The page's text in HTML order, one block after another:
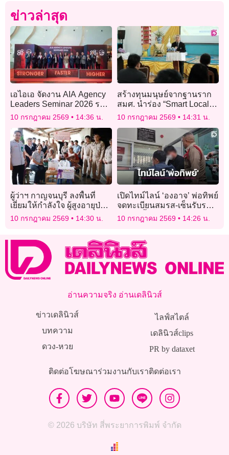
ข่าวล่าสุด
เอไอเอ จัดงาน AIA Agency
Leaders Seminar 2026 รวม
พลังผู้บริหารหน่วยกว่า 3,000
10 กรกฎาคม 2569 14:36 น.
สร้างทุนมนุษย์จากฐานราก
สมศ. นำร่อง “Smart Local
Literacy”ต่อยอดการประเมิน
เพื่อพัฒนา
10 กรกฎาคม 2569 14:31 น.
ผู้ว่าฯ กาญจนบุรี ลงพื้นที่
เยี่ยมให้กำลังใจ ผู้สูงอายุป่วย
โรคประจำตัว-ยากไร้
10 กรกฎาคม 2569 14:30 น.
เปิดไทม์ไลน์ ‘องอาจ’ พ่อทิพย์
จดทะเบียนสมรส-เซ็นรับรอง
ลูก 2 ครั้ง อ้างได้เงินชดเชย
ครั้งละ 2 พัน
10 กรกฎาคม 2569 14:26 น.
อ่านความจริง อ่านเดลินิวส์
ข่าวเดลินิวส์
บทความ
ดวง-หวย
ไลฟ์สไตล์
เดลินิวส์clips
PR by dataxet
ติดต่อโฆษณาร่วมงานกับเราติดต่อเรา
© 2026 บริษัท สี่พระยาการพิมพ์ จำกัด